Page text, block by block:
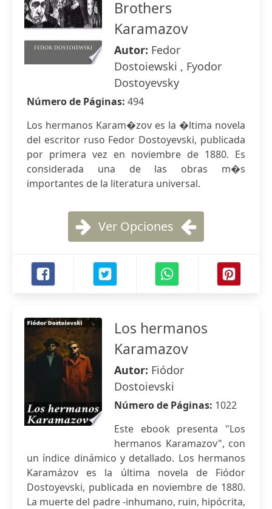
Brothers
Karamazov
Autor: Fedor
Dostoiewski , Fyodor
Dostoyevsky
Número de Páginas: 494
Los hermanos Karam�zov es la �ltima novela
del escritor ruso Fedor Dostoyevski, publicada
por primera vez en noviembre de 1880. Es
considerada una de las obras m�s
importantes de la literatura universal.
Ver Opciones
Los hermanos
Karamazov
Autor: Fiódor
Dostoievski
Número de Páginas: 1022
Este ebook presenta "Los
hermanos Karamazov", con
un índice dinámico y detallado. Los hermanos
Karamázov es la última novela de Fiódor
Dostoyevski, publicada en noviembre de 1880.
La muerte del padre -inhumano, ruin, hipócrita,